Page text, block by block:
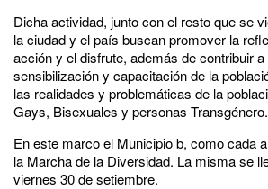
Dicha actividad, junto con el resto que se
la ciudad y el país buscan promover la
acción y el disfrute, además de contribuir
sensibilización y capacitación de la
las realidades y problemáticas de la
Gays, Bisexuales y personas Transgénero.
En este marco el Municipio b, como cada
la Marcha de la Diversidad. La misma se
viernes 30 de setiembre.